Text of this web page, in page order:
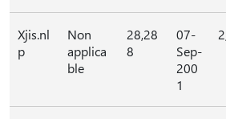
Xjis.nl
p
Non
applica
ble
28,28
8
07-
Sep-
200
1